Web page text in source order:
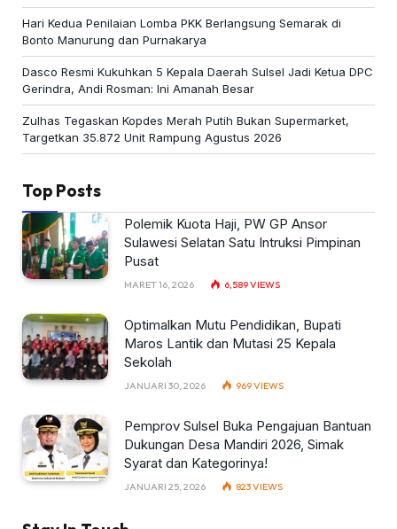
Hari Kedua Penilaian Lomba PKK Berlangsung Semarak di
Bonto Manurung dan Purnakarya
Dasco Resmi Kukuhkan 5 Kepala Daerah Sulsel Jadi Ketua DPC
Gerindra, Andi Rosman: Ini Amanah Besar
Zulhas Tegaskan Kopdes Merah Putih Bukan Supermarket,
Targetkan 35.872 Unit Rampung Agustus 2026
Top Posts
Polemik Kuota Haji, PW GP Ansor
Sulawesi Selatan Satu Intruksi Pimpinan
Pusat
MARET 16, 2026 6,589VIEWS
Optimalkan Mutu Pendidikan, Bupati
Maros Lantik dan Mutasi 25 Kepala
Sekolah
JANUARI 30, 2026 969VIEWS
Pemprov Sulsel Buka Pengajuan Bantuan
Dukungan Desa Mandiri 2026, Simak
Syarat dan Kategorinya!
JANUARI 25, 2026 823VIEWS